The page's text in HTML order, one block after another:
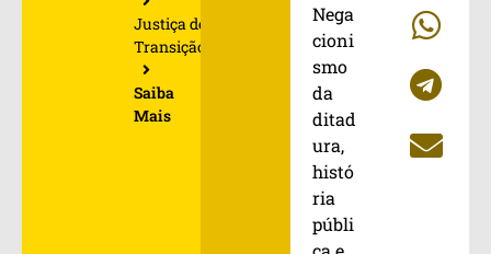
Justiça de
Transição
Saiba
Mais
Nega
cioni
smo
da
ditad
ura,
histó
ria
públi